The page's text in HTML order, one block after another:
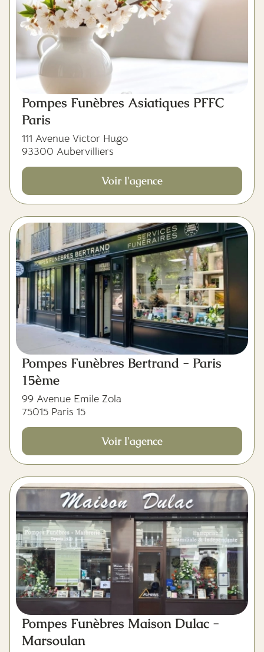
Pompes Funèbres Asiatiques PFFC
Paris
111 Avenue Victor Hugo
93300 Aubervilliers
Voir l'agence
Pompes Funèbres Bertrand - Paris
15ème
99 Avenue Emile Zola
75015 Paris 15
Voir l'agence
Pompes Funèbres Maison Dulac -
Marsoulan